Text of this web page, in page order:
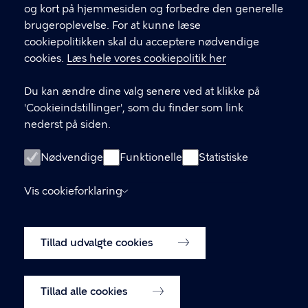
og kort på hjemmesiden og forbedre den generelle
brugeroplevelse. For at kunne læse
cookiepolitikken skal du acceptere nødvendige
cookies. Læs hele vores cookiepolitik her
Du kan ændre dine valg senere ved at klikke på
'Cookieindstillinger', som du finder som link
nederst på siden.
Nødvendige Funktionelle Statistiske
Vis cookieforklaring
Tillad udvalgte cookies
Tillad alle cookies
GENVEJE
Digital Post
Databeskyttelse
Tilgængelighedserklæring
Om hjemmesiden
Cookiepolitik